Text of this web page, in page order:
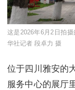
这是2026年6月2日拍
华社记者 段卓力 摄
位于四川雅安的
服务中心的展厅